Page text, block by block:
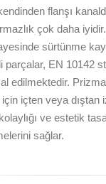
flanşı
çok daha
sürtünme
EN 10142
edilmektedir.
için içten veya
ve estetik
sağlar.